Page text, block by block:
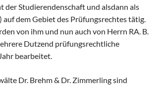
der Studierendenschaft und alsdann als
auf dem Gebiet des Prüfungsrechtes tätig.
von ihm und nun auch von Herrn RA. B.
Dutzend prüfungsrechtliche
bearbeitet.
Dr. Brehm & Dr. Zimmerling sind